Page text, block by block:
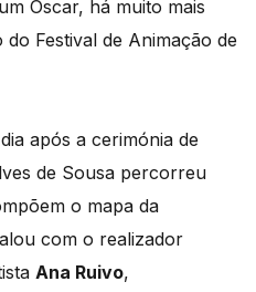
Óscar, há muito mais
Festival de Animação de
após a cerimónia de
de Sousa percorreu
o mapa da
com o realizador
Ana Ruivo,